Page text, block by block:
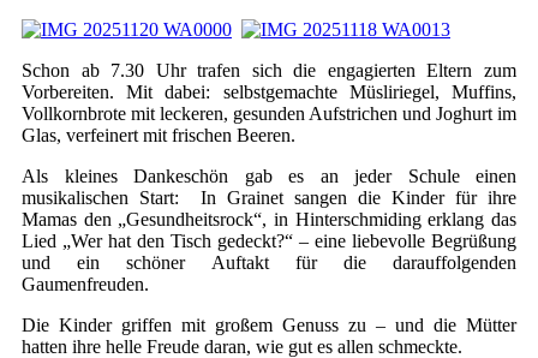
Schon ab 7.30 Uhr trafen sich die engagierten Eltern zum
Vorbereiten. Mit dabei: selbstgemachte Müsliriegel, Muffins,
Vollkornbrote mit leckeren, gesunden Aufstrichen und Joghurt im
Glas, verfeinert mit frischen Beeren.
Als kleines Dankeschön gab es an jeder Schule einen
musikalischen Start: In Grainet sangen die Kinder für ihre
Mamas den „Gesundheitsrock“, in Hinterschmiding erklang das
Lied „Wer hat den Tisch gedeckt?“ – eine liebevolle Begrüßung
und ein schöner Auftakt für die darauffolgenden
Gaumenfreuden.
Die Kinder griffen mit großem Genuss zu – und die Mütter
hatten ihre helle Freude daran, wie gut es allen schmeckte.